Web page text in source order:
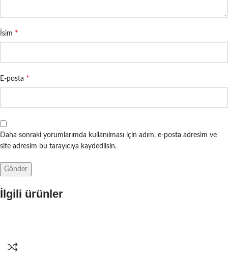
İsim *
E-posta *
Daha sonraki yorumlarımda kullanılması için adım, e-posta adresim ve
site adresim bu tarayıcıya kaydedilsin.
İlgili ürünler